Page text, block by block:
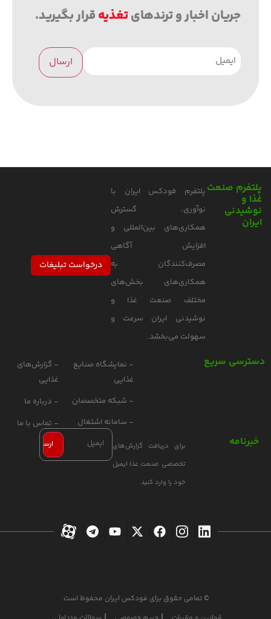
جریان اخبار و ترندهایتغذیهقرار بگیرید.
پلتفرم صنعت
غذا و
نوشیدنی
ایران
پلتفرم فودکس ایران با
نوآوری، گسترش
همکاری‌های بین‌المللی و
افزایش آگاهی
مصرف‌کنندگان به
همکاری‌های بخش‌های
مختلف صنعت غذا و
نوشیدنی ایران سرعت و
سهولت می‌بخشد.
درخواست تبلیغات
دسترسی سریع
- نمایشگاه صنایع
غذایی
- شبکه متخصصان
- سامانه اشتغال
- گزارش‌های
غذایی
- درباره ما
- تماس با ما
خبرنامه
برای دریافت گزارش‌های
تخصصی صنعت غذا ایمیل
خود را وارد کنید.
© تمامی حقوق برای فودکس ایران محفوظ است.